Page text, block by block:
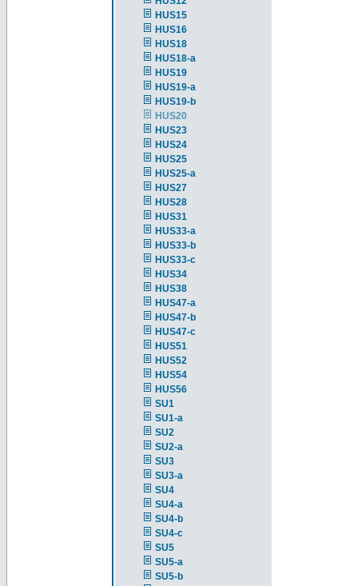
HUS15
HUS16
HUS18
HUS18-a
HUS19
HUS19-a
HUS19-b
HUS20
HUS23
HUS24
HUS25
HUS25-a
HUS27
HUS28
HUS31
HUS33-a
HUS33-b
HUS33-c
HUS34
HUS38
HUS47-a
HUS47-b
HUS47-c
HUS51
HUS52
HUS54
HUS56
SU1
SU1-a
SU2
SU2-a
SU3
SU3-a
SU4
SU4-a
SU4-b
SU4-c
SU5
SU5-a
SU5-b